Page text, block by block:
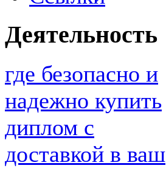
Деятельность
где безопасно и
надежно купить
диплом с
доставкой в ваш